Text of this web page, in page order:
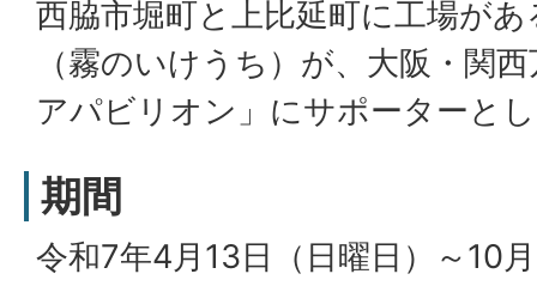
西脇市堀町と上比延町に工場が
（霧のいけうち）が、大阪・関
アパビリオン」にサポーターと
期間
令和7年4月13日（日曜日）～10